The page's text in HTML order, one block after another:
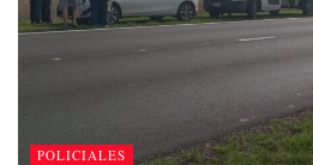
POLICIALES